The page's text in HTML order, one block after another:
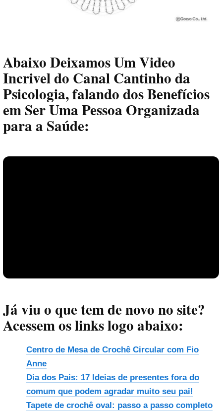
Abaixo Deixamos Um Video
Incrivel do Canal Cantinho da
Psicologia, falando dos Benefícios
em Ser Uma Pessoa Organizada
para a Saúde:
Já viu o que tem de novo no site?
Acessem os links logo abaixo:
Centro de Mesa de Crochê Circular com Fio
Anne
Dia dos Pais: 17 Ideias de presentes fora do
comum que podem agradar muito seu pai!
Tapete de crochê oval: passo a passo completo